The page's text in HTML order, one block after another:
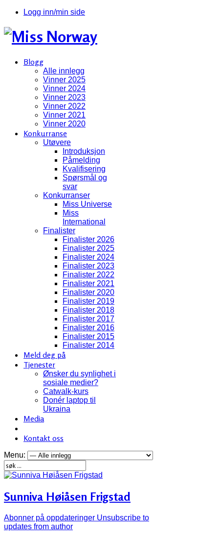
Logg inn/min side
Blogg
Alle innlegg
Vinner 2025
Vinner 2024
Vinner 2023
Vinner 2022
Vinner 2021
Vinner 2020
Konkurranse
Utøvere
Introduksjon
Påmelding
Kvalifisering
Spørsmål og
svar
Konkurranser
Miss Universe
Miss
International
Finalister
Finalister 2026
Finalister 2025
Finalister 2024
Finalister 2023
Finalister 2022
Finalister 2021
Finalister 2020
Finalister 2019
Finalister 2018
Finalister 2017
Finalister 2016
Finalister 2015
Finalister 2014
Meld deg på
Tjenester
Ønsker du synlighet i
sosiale medier?
Catwalk-kurs
Donér laptop til
Ukraina
Media
Kontakt oss
Menu:
Sunniva Høiåsen Frigstad
Abonner på oppdateringer Unsubscribe to
updates from author